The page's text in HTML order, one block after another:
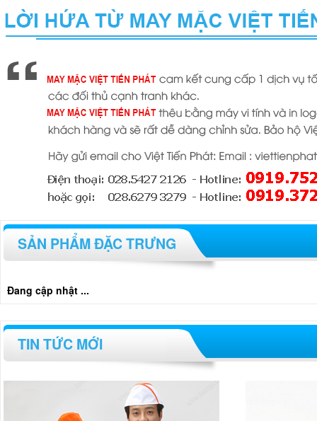
SẢN PHẨM ĐẶC TRƯNG
Đang cập nhật ...
TIN TỨC MỚI